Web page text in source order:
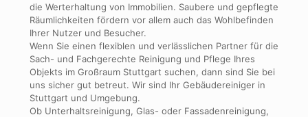
die Werterhaltung von Immobilien. Saubere und gepflegte
Räumlichkeiten fördern vor allem auch das Wohlbefinden
Ihrer Nutzer und Besucher.
Wenn Sie einen flexiblen und verlässlichen Partner für die
Sach- und Fachgerechte Reinigung und Pflege Ihres
Objekts im Großraum Stuttgart suchen, dann sind Sie bei
uns sicher gut betreut. Wir sind Ihr Gebäudereiniger in
Stuttgart und Umgebung.
Ob Unterhaltsreinigung, Glas- oder Fassadenreinigung,